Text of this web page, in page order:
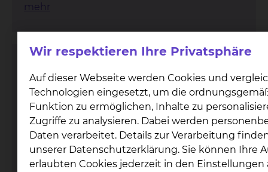
mehr
Wir respektieren Ihre Privatsphäre
Auf dieser Webseite werden Cookies und
Technologien eingesetzt, um die
Funktion zu ermöglichen, Inhalte zu
Zugriffe zu analysieren. Dabei werden
Daten verarbeitet. Details zur Verarbeitung
unserer Datenschutzerklärung. Sie können Ihre
erlaubten Cookies jederzeit in den Einstellungen